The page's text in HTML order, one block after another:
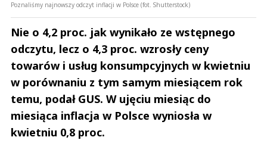
Poznaliśmy najnowszy odczyt inflacji w Polsce (fot. Shutterstock)
Nie o 4,2 proc. jak wynikało ze wstępnego
odczytu, lecz o 4,3 proc. wzrosły ceny
towarów i usług konsumpcyjnych w kwietniu
w porównaniu z tym samym miesiącem rok
temu, podał GUS. W ujęciu miesiąc do
miesiąca inflacja w Polsce wyniosła w
kwietniu 0,8 proc.